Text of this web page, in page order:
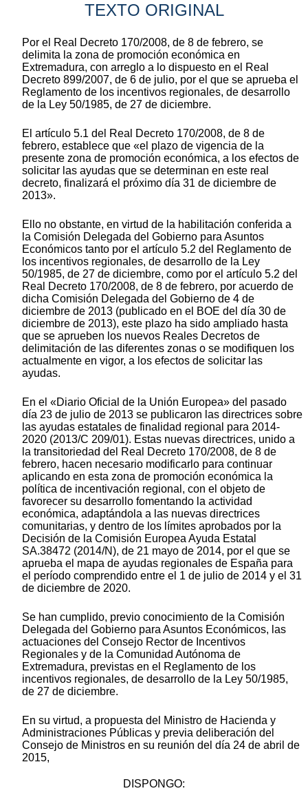
TEXTO ORIGINAL
Por el Real Decreto 170/2008, de 8 de febrero, se
delimita la zona de promoción económica en
Extremadura, con arreglo a lo dispuesto en el Real
Decreto 899/2007, de 6 de julio, por el que se aprueba el
Reglamento de los incentivos regionales, de desarrollo
de la Ley 50/1985, de 27 de diciembre.
El artículo 5.1 del Real Decreto 170/2008, de 8 de
febrero, establece que «el plazo de vigencia de la
presente zona de promoción económica, a los efectos de
solicitar las ayudas que se determinan en este real
decreto, finalizará el próximo día 31 de diciembre de
2013».
Ello no obstante, en virtud de la habilitación conferida a
la Comisión Delegada del Gobierno para Asuntos
Económicos tanto por el artículo 5.2 del Reglamento de
los incentivos regionales, de desarrollo de la Ley
50/1985, de 27 de diciembre, como por el artículo 5.2 del
Real Decreto 170/2008, de 8 de febrero, por acuerdo de
dicha Comisión Delegada del Gobierno de 4 de
diciembre de 2013 (publicado en el BOE del día 30 de
diciembre de 2013), este plazo ha sido ampliado hasta
que se aprueben los nuevos Reales Decretos de
delimitación de las diferentes zonas o se modifiquen los
actualmente en vigor, a los efectos de solicitar las
ayudas.
En el «Diario Oficial de la Unión Europea» del pasado
día 23 de julio de 2013 se publicaron las directrices sobre
las ayudas estatales de finalidad regional para 2014-
2020 (2013/C 209/01). Estas nuevas directrices, unido a
la transitoriedad del Real Decreto 170/2008, de 8 de
febrero, hacen necesario modificarlo para continuar
aplicando en esta zona de promoción económica la
política de incentivación regional, con el objeto de
favorecer su desarrollo fomentando la actividad
económica, adaptándola a las nuevas directrices
comunitarias, y dentro de los límites aprobados por la
Decisión de la Comisión Europea Ayuda Estatal
SA.38472 (2014/N), de 21 mayo de 2014, por el que se
aprueba el mapa de ayudas regionales de España para
el período comprendido entre el 1 de julio de 2014 y el 31
de diciembre de 2020.
Se han cumplido, previo conocimiento de la Comisión
Delegada del Gobierno para Asuntos Económicos, las
actuaciones del Consejo Rector de Incentivos
Regionales y de la Comunidad Autónoma de
Extremadura, previstas en el Reglamento de los
incentivos regionales, de desarrollo de la Ley 50/1985,
de 27 de diciembre.
En su virtud, a propuesta del Ministro de Hacienda y
Administraciones Públicas y previa deliberación del
Consejo de Ministros en su reunión del día 24 de abril de
2015,
DISPONGO: